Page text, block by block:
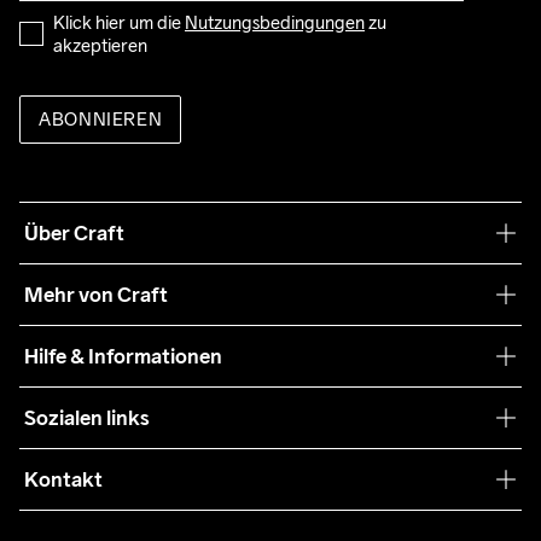
Klick hier um die Nutzungsbedingungen zu
akzeptieren
ABONNIEREN
Über Craft
Nachhaltigkeit
Mehr von Craft
Teamwear
Zusammenarbeit
Press
Hilfe & Informationen
Retouren
Kundendienst
Sozialen links
Kontakt